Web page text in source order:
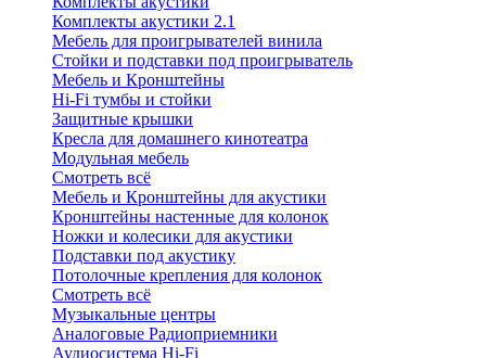
Комплекты акустики 2.1
Мебель для проигрывателей винила
Стойки и подставки под проигрыватель
Мебель и Кронштейны
Hi-Fi тумбы и стойки
Защитные крышки
Кресла для домашнего кинотеатра
Модульная мебель
Смотреть всё
Мебель и Кронштейны для акустики
Кронштейны настенные для колонок
Ножки и колесики для акустики
Подставки под акустику
Потолочные крепления для колонок
Смотреть всё
Музыкальные центры
Аналоговые Радиоприемники
Аудиосистема Hi-Fi